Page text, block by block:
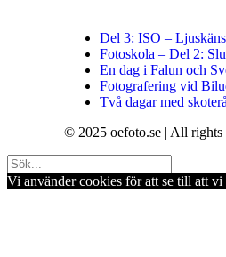
Del 3: ISO –
Fotoskola – Del 2:
En dag i Falun och
Fotografering vid
Två dagar med
© 2025 oefoto.se | All rights
Vi använder cookies för att se till att vi